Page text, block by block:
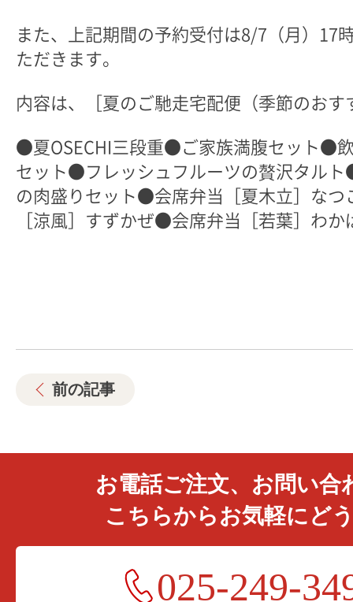
また、上記期間の予約受付は8/7（月）17
ただきます。
内容は、［夏のご馳走宅配便（季節のおす
●夏OSECHI三段重●ご家族満腹セット●
セット●フレッシュフルーツの贅沢タル
の肉盛りセット●会席弁当［夏木立］な
［涼風］すずかぜ●会席弁当［若葉］わか
前の記事
お電話ご注文、お問い合
こちらからお気軽にど
025-249-